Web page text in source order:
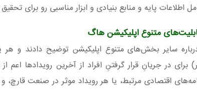
اطلاعات پایه و منابع بنیادی و ابزار مناسبی رو برای
متنوع اپلیکیشن هاگ
سایر بخش‌های متنوع اپلیکیشن توضیح دادند و
برای در جریانِ قرار گرفتنِ افراد از آخرین رویدادها
اقتصادی مرتبط، یا هر رویداد موثر در صنعت